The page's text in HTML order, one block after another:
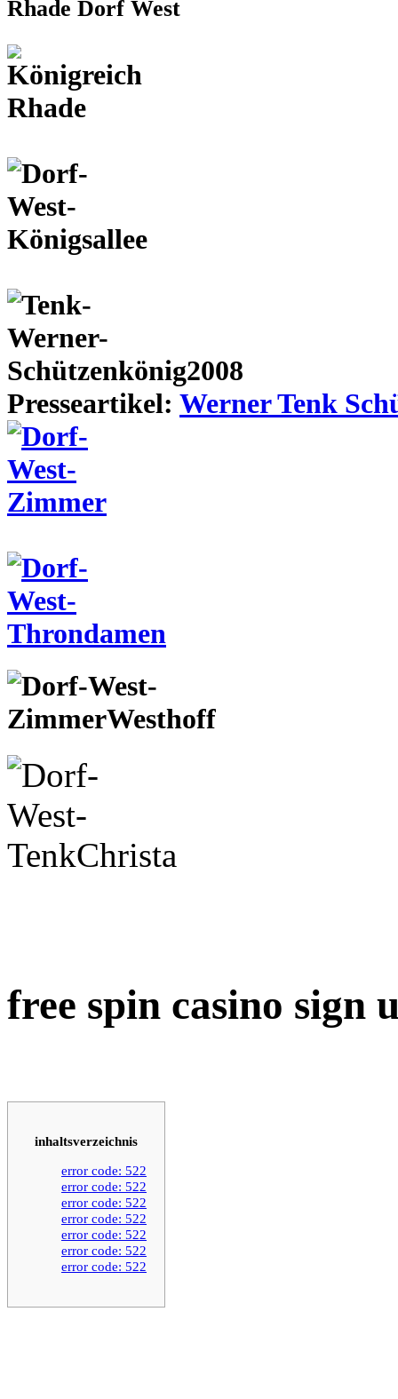
Rhade Dorf West
Presseartikel: Werner Tenk
free spin casino sign
inhaltsverzeichnis
error code: 522
error code: 522
error code: 522
error code: 522
error code: 522
error code: 522
error code: 522